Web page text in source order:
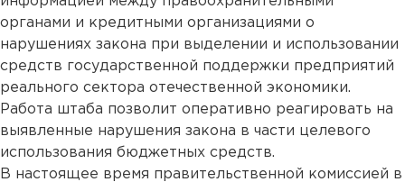
органами и кредитными организациями о
нарушениях закона при выделении и использовании
средств государственной поддержки предприятий
реального сектора отечественной экономики.
Работа штаба позволит оперативно реагировать на
выявленные нарушения закона в части целевого
использования бюджетных средств.
В настоящее время правительственной комиссией в